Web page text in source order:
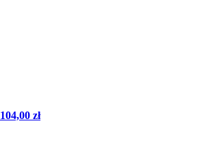
104,00 zł